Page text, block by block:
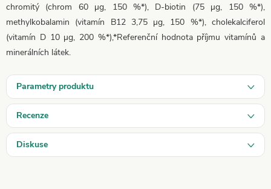
chromitý (chrom 60 µg, 150 %*), D-biotin (75 µg, 150 %*),
methylkobalamin (vitamín B12 3,75 µg, 150 %*), cholekalciferol
(vitamín D 10 µg, 200 %*),*Referenční hodnota příjmu vitamínů a
minerálních látek.
Parametry produktu
Recenze
Diskuse